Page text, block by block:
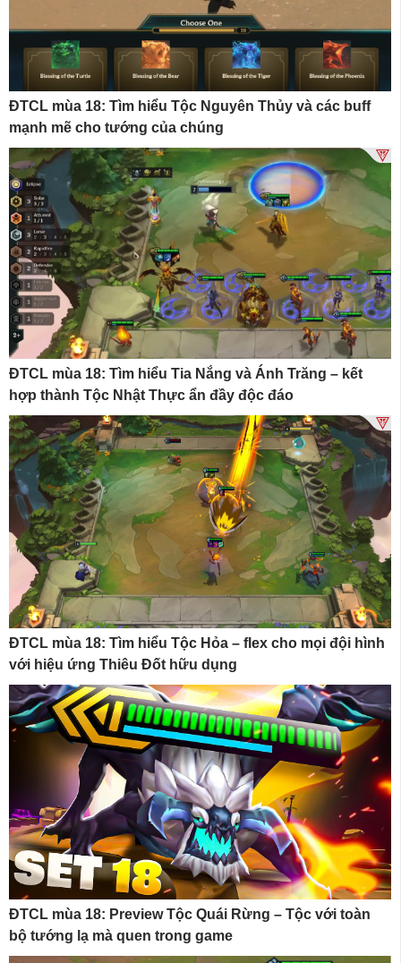
ĐTCL mùa 18: Tìm hiểu Tộc Nguyên Thủy và các buff
mạnh mẽ cho tướng của chúng
ĐTCL mùa 18: Tìm hiểu Tia Nắng và Ánh Trăng – kết
hợp thành Tộc Nhật Thực ẩn đầy độc đáo
ĐTCL mùa 18: Tìm hiểu Tộc Hỏa – flex cho mọi đội hình
với hiệu ứng Thiêu Đốt hữu dụng
ĐTCL mùa 18: Preview Tộc Quái Rừng – Tộc với toàn
bộ tướng lạ mà quen trong game